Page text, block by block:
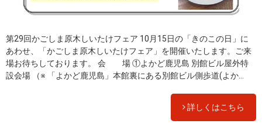
第29回かごしま原木しいたけフェア 10月15日の「きのこの日」に
あわせ、「かごしま原木しいたけフェア」を開催いたします。ご来
場お待ちしております。 会 場 ①よかど鹿児島 別館ビル屋外特
設会場 （※ 「よかど鹿児島」本館裏にある別館ビル側歩道(よか...
詳しくはこちら